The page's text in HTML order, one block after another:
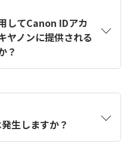
【カメラ】Canon IDとは
作成方法は？をご確認く
してCanon IDアカ
ヤノンに提供される
？
得します。アカウントを
、この情報を使用して
ムを入力します。
生しますか？